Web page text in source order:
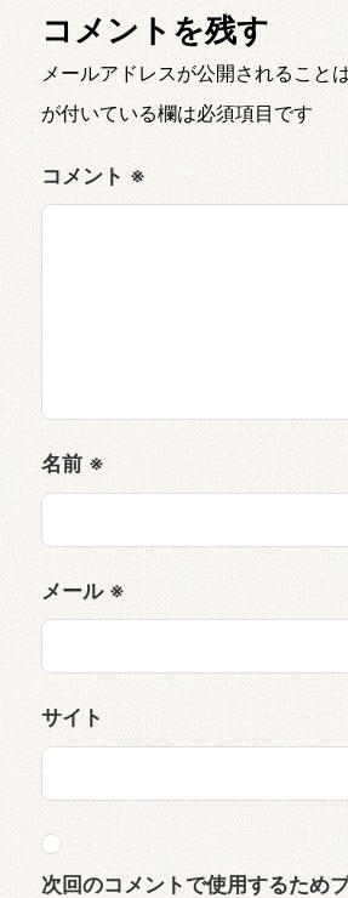
コメントを残す
メールアドレスが公開されること
が付いている欄は必須項目です
コメント ※
名前 ※
メール ※
サイト
次回のコメントで使用するため